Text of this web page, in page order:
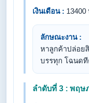
เงินเดือน : 13400
ลักษณะงาน :
หาลูกค้าปล่อย
บรรทุก โฉนด
ลำดับที่ 3 : พฤษ